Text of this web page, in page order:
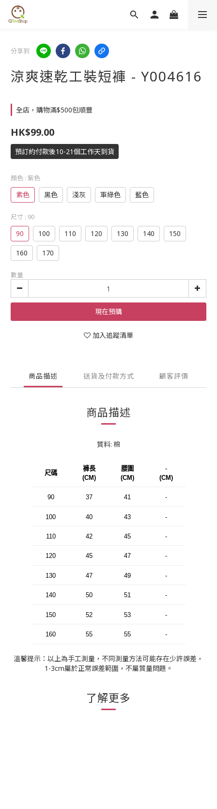
分享到
涼爽速乾工裝短褲 - Y004616
全店，購物滿$500包順豐
HK$99.00
預訂約付款後10-21個工作天到貨
顏色 : 紫色
紫色 黑色 淺灰 軍綠色 藍色
尺寸 : 90
90 100 110 120 130 140 150
160 170
數量
現在預購
加入追蹤清單
商品描述 送貨及付款方式 顧客評價
商品描述
質料: 棉
尺碼
褲長
(CM)
腰圍
(CM)
-
(CM)
90 37 41 -
100 40 43 -
110 42 45 -
120 45 47 -
130 47 49 -
140 50 51 -
150 52 53 -
160 55 55 -
溫馨提示：以上為手工測量，不同測量方法可能存在少許誤差，
1-3cm屬於正常誤差範圍，不屬質量問題。
了解更多